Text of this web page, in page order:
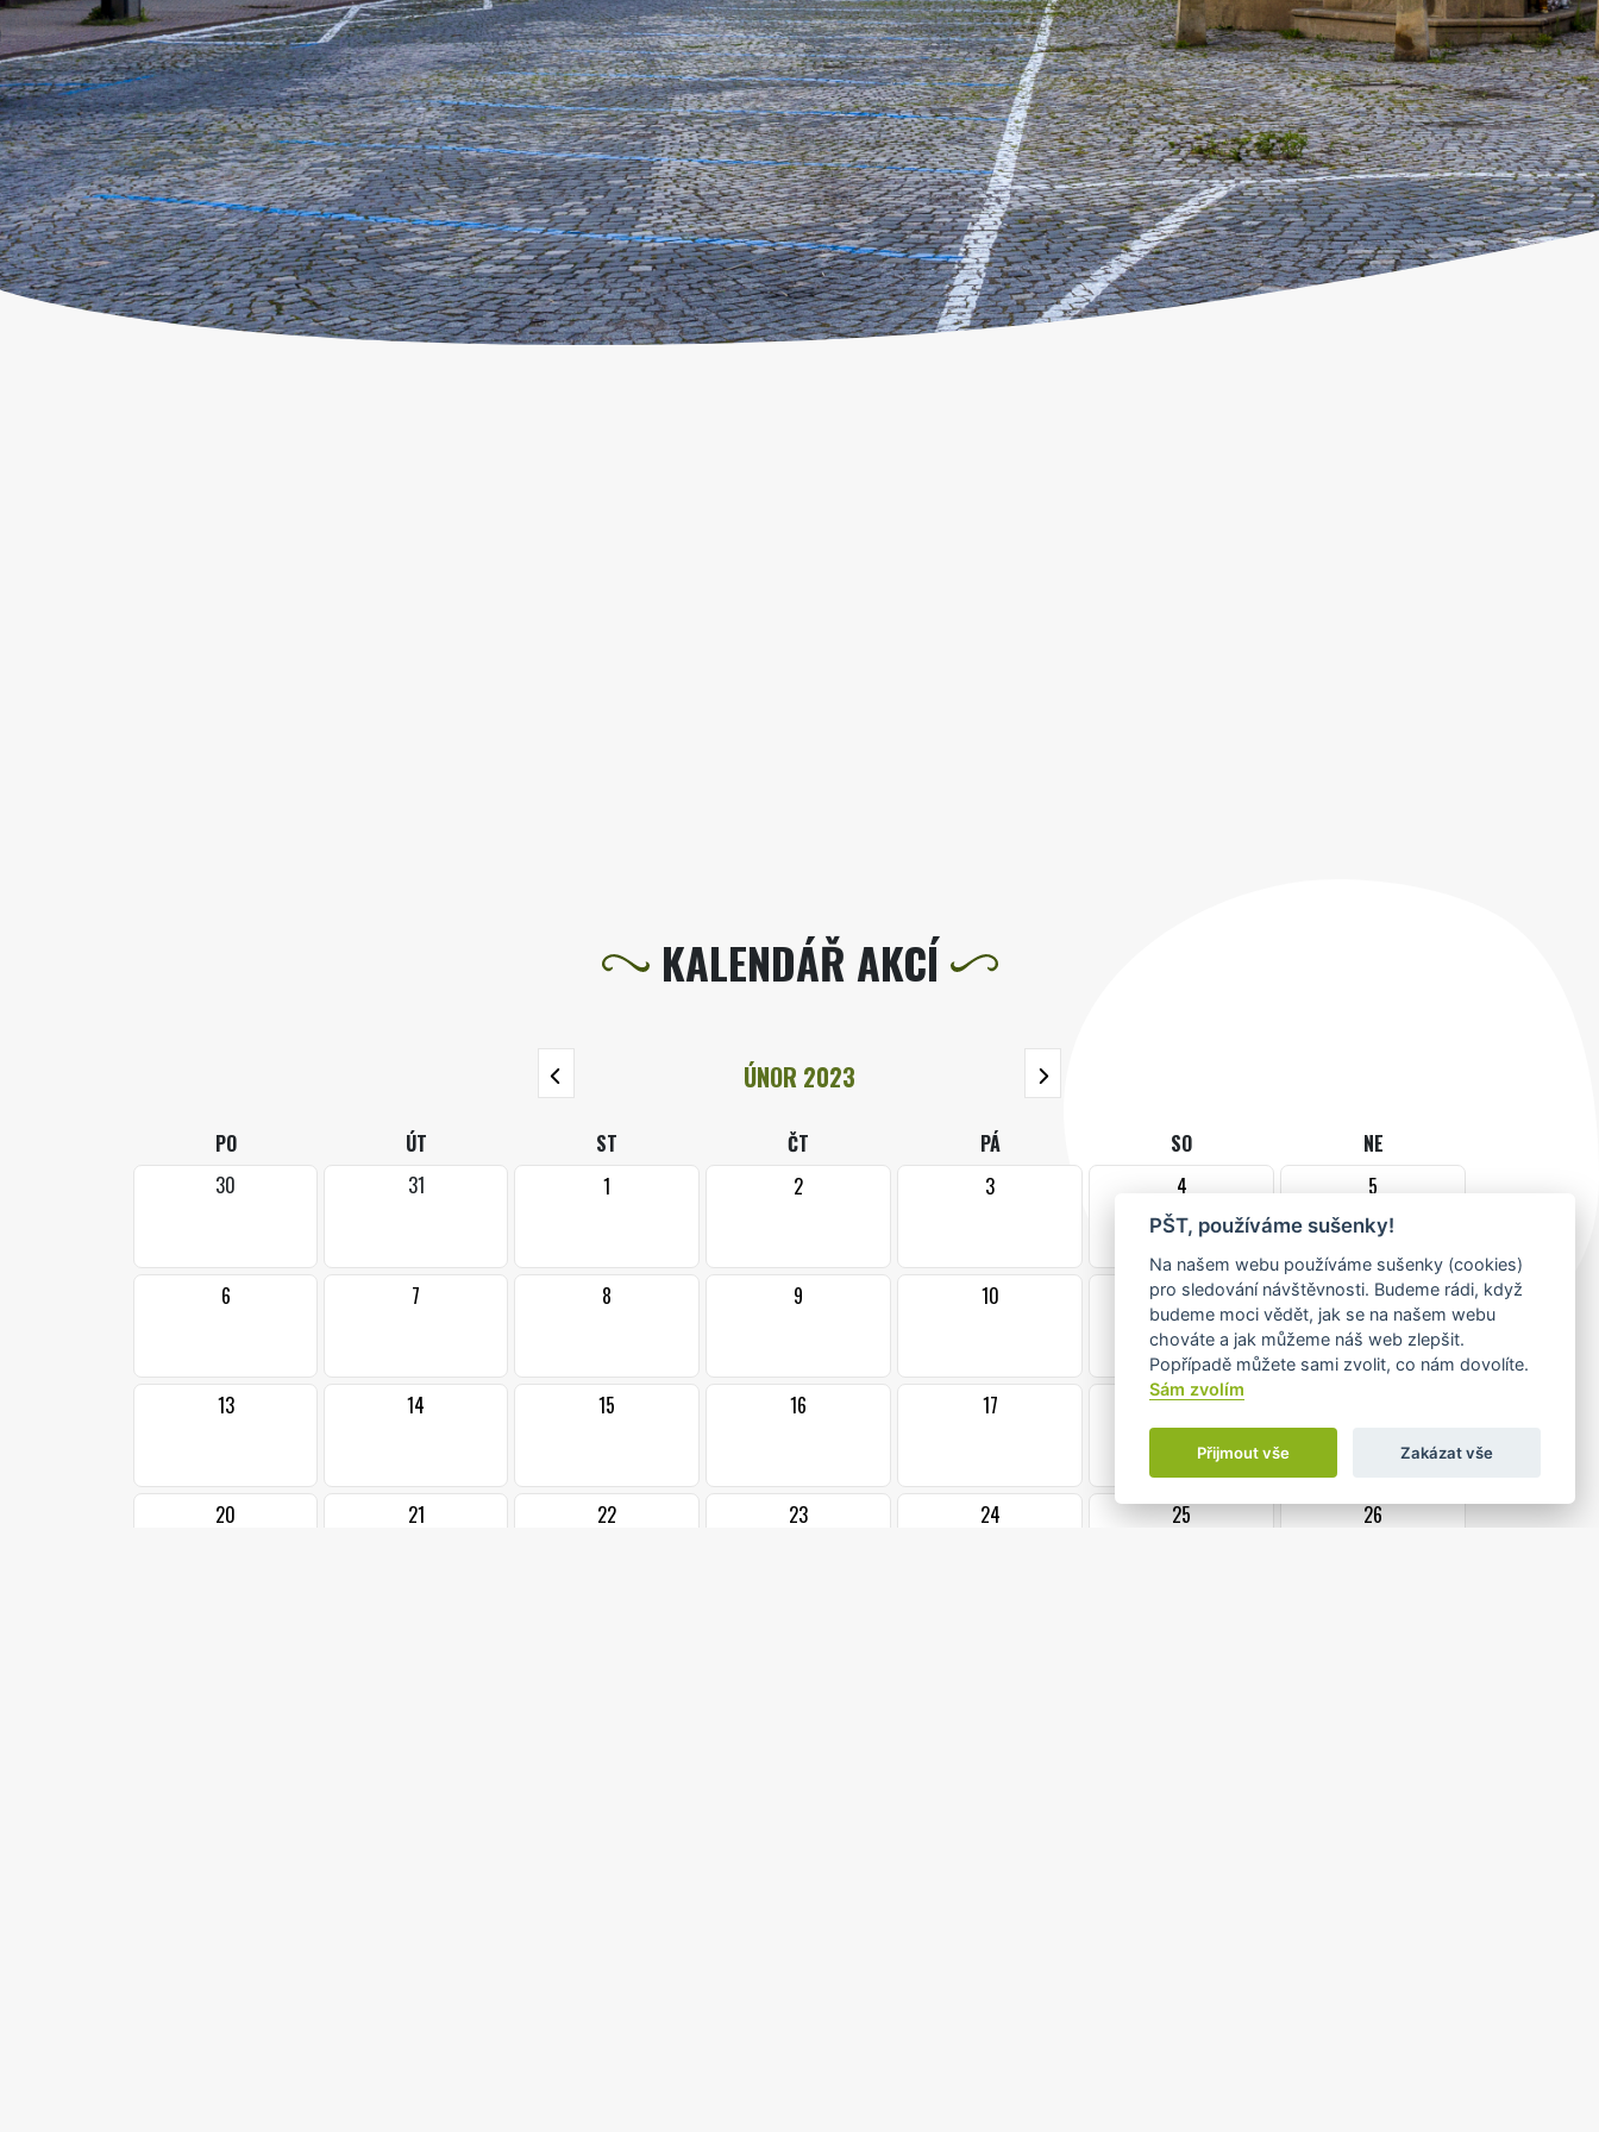
KALENDÁŘ AKCÍ
ÚNOR 2023
PO ÚT ST ČT PÁ SO
NE
30
31 1 2 3 4 5
6 7 8 9 10 11 12
13 14 15 16 17 18
20 21 22 23 24 25 26
PŠT, používáme sušenky!
Na našem webu používáme sušenky (cookies)
pro sledování návštěvnosti. Budeme rádi, když
budeme moci vědět, jak se na našem webu
chováte a jak můžeme náš web zlepšit.
Popřípadě můžete sami zvolit, co nám dovolíte.
Sám zvolím
Přijmout vše Zakázat vše